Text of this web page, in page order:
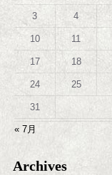
3 4
10 11
17 18
24 25
31
« 7月
Archives